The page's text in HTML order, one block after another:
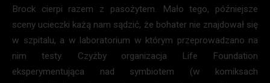
Brock cierpi razem z pasożytem. Mało tego, późniejsze
sceny ucieczki każą nam sądzić, że bohater nie znajdował się
w szpitalu, a w laboratorium w którym przeprowadzano na
nim testy. Czyżby organizacja Life Foundation
eksperymentująca nad symbiotem (w komiksach